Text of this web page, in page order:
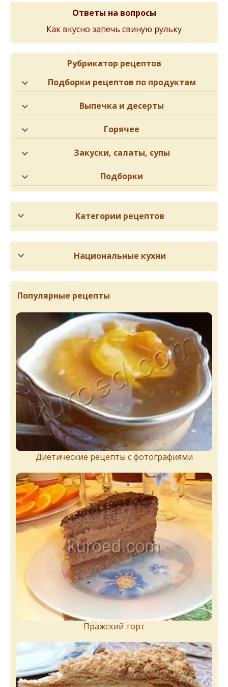
Ответы на вопросы
Как вкусно запечь свиную рульку
Рубрикатор рецептов
Подборки рецептов по продуктам
Выпечка и десерты
Горячее
Закуски, салаты, супы
Подборки
Категории рецептов
Национальные кухни
Популярные рецепты
Диетические рецепты с фотографиями
Пражский торт